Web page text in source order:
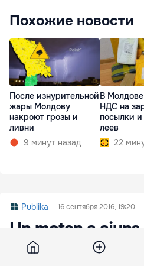
Похожие новости
После изнурительной
жары Молдову
накроют грозы и
ливни
9 минут назад
В
НДС на
посылки и
леев
22
Publika 16 сентября 2016, 19:20
Un motan a
Australia